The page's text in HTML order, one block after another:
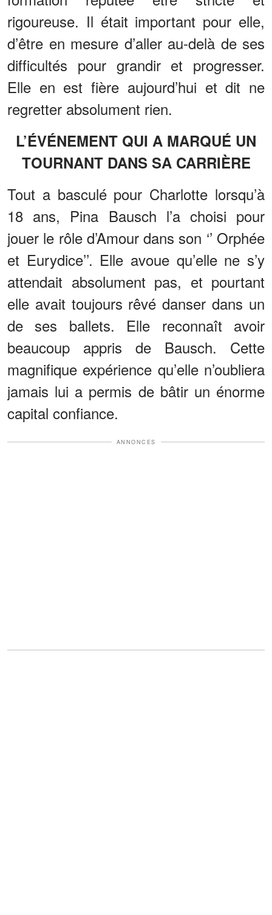
rigoureuse. Il était important pour elle,
d’être en mesure d’aller au-delà de ses
difficultés pour grandir et progresser.
Elle en est fière aujourd’hui et dit ne
regretter absolument rien.
L’ÉVÉNEMENT QUI A MARQUÉ UN
TOURNANT DANS SA CARRIÈRE
Tout a basculé pour Charlotte lorsqu’à
18 ans, Pina Bausch l’a choisi pour
jouer le rôle d’Amour dans son ‘’ Orphée
et Eurydice’’. Elle avoue qu’elle ne s’y
attendait absolument pas, et pourtant
elle avait toujours rêvé danser dans un
de ses ballets. Elle reconnaît avoir
beaucoup appris de Bausch. Cette
magnifique expérience qu’elle n’oubliera
jamais lui a permis de bâtir un énorme
capital confiance.
ANNONCES